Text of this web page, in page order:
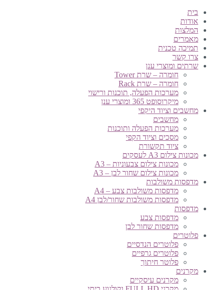
בית
אודות
המלצות
מאמרים
תמיכה טכנית
צרו קשר
שרתים ומוצרי ענן
חומרה – שרת Tower
חומרה – שרת Rack
מערכות הפעלה, תוכנות ורישוי
מיקרוסופט 365 ומוצרי ענן
מחשבים וציוד היקפי
מחשבים
מערכות הפעלה ותוכנות
מסכים וציוד הקפי
ציוד תקשורת
מכונות צילום A3 לעסקים
מכונות צילום צבעוניות – A3
מכונות צילום שחור לבן – A3
מדפסות משולבות
מדפסות משולבות צבע – A4
מדפסות משולבות שחור/לבן A4
מדפסות
מדפסות צבע
מדפסות שחור לבן
פלוטרים
פלוטרים הנדסיים
פלוטרים גרפיים
פלוטר חיתוך
מקרנים
מקרנים עיסקיים